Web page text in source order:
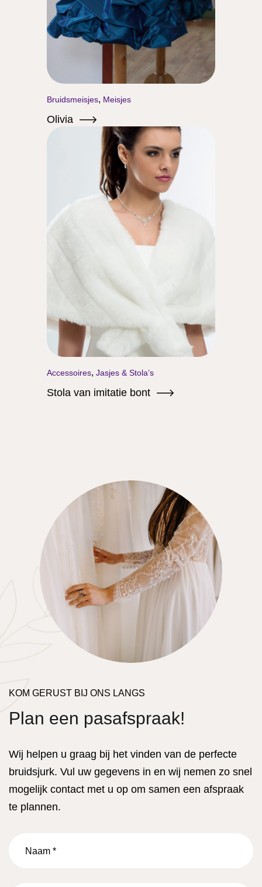
Bruidsmeisjes, Meisjes
Olivia
Accessoires, Jasjes & Stola’s
Stola van imitatie bont
KOM GERUST BIJ ONS LANGS
Plan een pasafspraak!
Wij helpen u graag bij het vinden van de perfecte
bruidsjurk. Vul uw gegevens in en wij nemen zo snel
mogelijk contact met u op om samen een afspraak
te plannen.